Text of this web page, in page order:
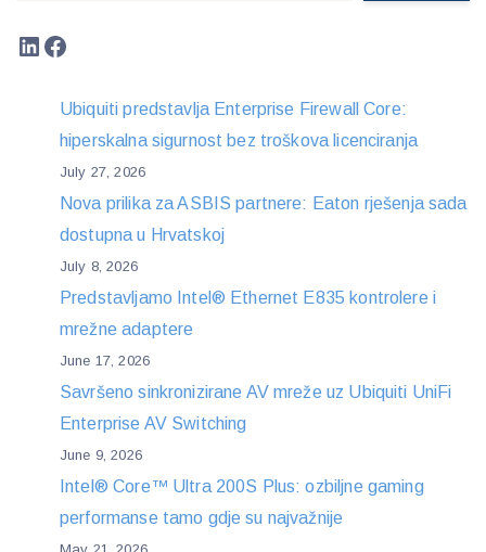
LinkedIn
Facebook
Ubiquiti predstavlja Enterprise Firewall Core:
hiperskalna sigurnost bez troškova licenciranja
July 27, 2026
Nova prilika za ASBIS partnere: Eaton rješenja sada
dostupna u Hrvatskoj
July 8, 2026
Predstavljamo Intel® Ethernet E835 kontrolere i
mrežne adaptere
June 17, 2026
Savršeno sinkronizirane AV mreže uz Ubiquiti UniFi
Enterprise AV Switching
June 9, 2026
Intel® Core™ Ultra 200S Plus: ozbiljne gaming
performanse tamo gdje su najvažnije